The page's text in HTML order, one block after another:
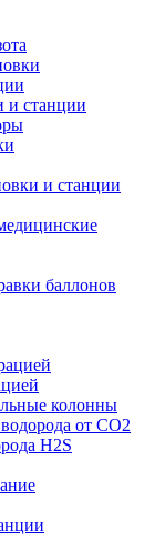
и станции
и станции
баллонов
колонны
от CO2
H2S